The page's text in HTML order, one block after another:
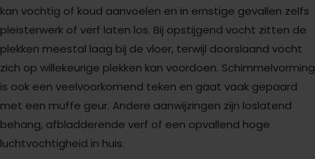
kan vochtig of koud aanvoelen en in ernstige gevallen zelfs
pleisterwerk of verf laten los. Bij opstijgend vocht zitten de
plekken meestal laag bij de vloer, terwijl doorslaand vocht
zich op willekeurige plekken kan voordoen. Schimmelvorming
is ook een veelvoorkomend teken en gaat vaak gepaard
met een muffe geur. Andere aanwijzingen zijn loslatend
behang, afbladderende verf of een opvallend hoge
luchtvochtigheid in huis.